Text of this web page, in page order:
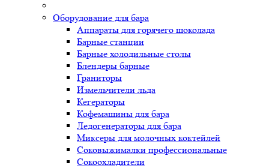
Оборудование для бара
Аппараты для горячего шоколада
Барные станции
Барные холодильные столы
Блендеры барные
Граниторы
Измельчители льда
Кегераторы
Кофемашины для бара
Ледогенераторы для бара
Миксеры для молочных коктейлей
Соковыжималки профессиональные
Сокоохладители